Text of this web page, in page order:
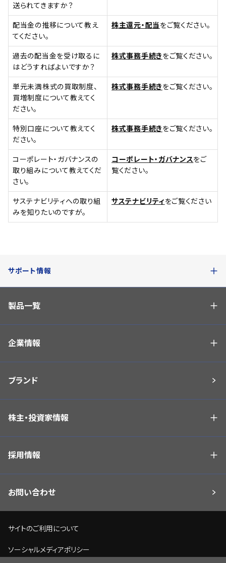
送られてきますか？
配当金の推移について教え
てください。
株主還元・配当をご覧ください。
過去の配当金を受け取るに
はどうすればよいですか？
株式事務手続きをご覧ください。
単元未満株式の買取制度、
買増制度について教えてく
ださい。
株式事務手続きをご覧ください。
特別口座について教えてく
ださい。
株式事務手続きをご覧ください。
コーポレート・ガバナンスの
取り組みについて教えてくだ
さい。
コーポレート・ガバナンスをご
覧ください。
サステナビリティへの取り組
みを知りたいのですが。
サステナビリティをご覧ください
サポート情報
製品一覧
企業情報
ブランド
株主・投資家情報
採用情報
お問い合わせ
サイトのご利用について
ソーシャルメディアポリシー